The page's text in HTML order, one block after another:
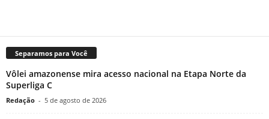
Separamos para Você
Vôlei amazonense mira acesso nacional na Etapa Norte da
Superliga C
Redação - 5 de agosto de 2026